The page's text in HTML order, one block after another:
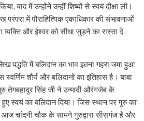
बाद में उन्होंने उन्हीं शिष्यों से स्वयं दीक्षा ली।
में पौराहित्यिक एकाधिकार की संभावनाओं
व्यक्ति और ईश्वर को सीधा जुड़ने का रास्ता दे
पद्धति में बलिदान का भाव इतना गहरा जमा हुआ
शौर्य और बलिदानों का इतिहास है। बाबा
तेगबहादुर सिंह जी ने उन्मादी औरंगजेब के
हुए स्वयं का बलिदान दिया। जिस स्थान पर गुरु का
आज चांदनी चौक के सामने गुरुद्वारा सीसगंज है और